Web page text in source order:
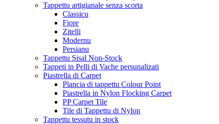
Tappettu artigianale senza scorta
Classicu
Fiore
Zitelli
Modernu
Persianu
Tappettu Sisal Non-Stock
Tappeti in Pelli di Vache persunalizati
Piastrella di Carpet
Plancia di tappettu Colour Point
Piastrella in Nylon Flocking Carpet
PP Carpet Tile
Tile di Tappettu di Nylon
Tappettu tessutu in stock